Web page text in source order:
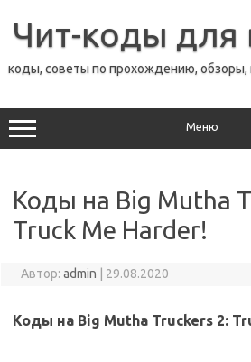
содержимому
Чит-коды для
коды, советы по прохождению, обзоры,
Меню
Коды на Big Mutha
Truck Me Harder!
Автор: admin 29.08.2020
Коды на Big Mutha Truckers 2: